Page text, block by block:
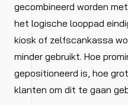
gecombineerd worden
het logische looppad
kiosk of zelfscankassa
minder gebruikt. Hoe
gepositioneerd is, hoe
klanten om dit te gaan